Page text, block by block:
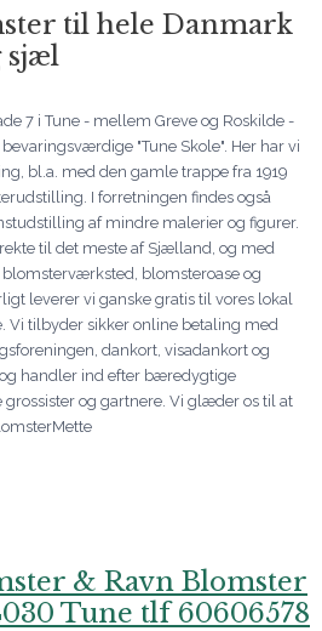
til hele Danmark
sjæl
7 i Tune - mellem Greve og Roskilde -
"Tune Skole". Her har vi
bl.a. med den gamle trappe fra 1919
I forretningen findes også
af mindre malerier og figurer.
til det meste af Sjælland, og med
blomsteroase og
leverer vi ganske gratis til vores lokal
Vi tilbyder sikker online betaling med
dankort, visadankort og
handler ind efter bæredygtige
og gartnere. Vi glæder os til at
& Ravn Blomster
Tune tlf 60606578